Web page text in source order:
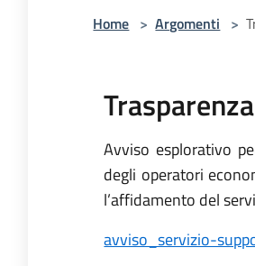
Home > Argomenti >
Avviso esplorativo
degli operatori
l’affidamento del
avviso_servizio-